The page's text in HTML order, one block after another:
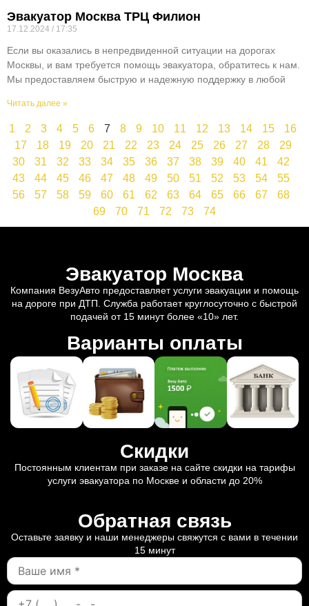
Эвакуатор Москва ТРЦ Филион
17.12.2024 17:35
Если вы оказались в непредвиденной ситуации на дорогах
Москвы, и вам требуется помощь эвакуатора, обратитесь к нам.
Мы предоставляем быструю и надежную поддержку в любой
Читать далее »
1 2 3 4 5 6 7 8 9 10 11 12 13 14 15
16
17
18 19 20 21 22 23 24 25 26 27 28
29
30
31 32 33 34 35 36 37 38 39 40 41
42
43
44 45 46 47 48 49 50 51 52 53 54
55
56
57 58 59 60 61 62 63 64 65 66 67
68
69
70 71 72 73 74
Эвакуатор Москва
Компания ВезуАвто предоставляет услуги эвакуации и помощь
на дороге при ДТП. Служба работает круглосуточно с быстрой
подачей от 15 минут более «10» лет.
Варианты оплаты
Скидки
Постоянным клиентам при заказе на сайте скидки на тарифы
услуги эвакуатора по Москве и области до 20%
Обратная связь
Оставьте заявку и наши менеджеры свяжутся с вами в течении
15 минут